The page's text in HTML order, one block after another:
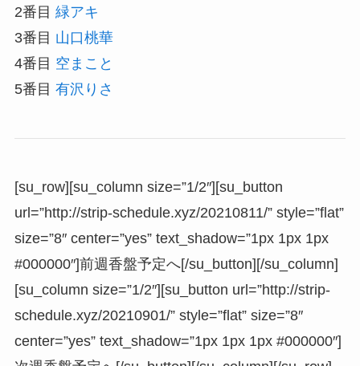
2番目 緑アキ
3番目 山口桃華
4番目 空まこと
5番目 有沢りさ
[su_row][su_column size=”1/2″][su_button
url=”http://strip-schedule.xyz/20210811/” style=”flat”
size=”8″ center=”yes” text_shadow=”1px 1px 1px
#000000″]前週香盤予定へ[/su_button][/su_column]
[su_column size=”1/2″][su_button url=”http://strip-
schedule.xyz/20210901/” style=”flat” size=”8″
center=”yes” text_shadow=”1px 1px 1px #000000″]